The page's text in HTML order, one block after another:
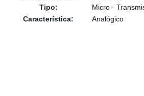
Tipo:
Micro -
Característica:
Analógico